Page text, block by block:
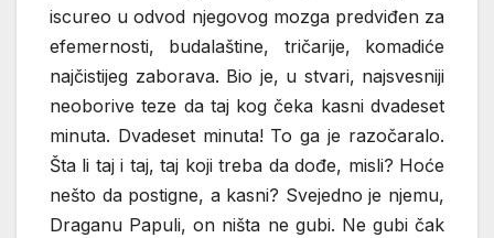
iscureo u odvod njegovog mozga predviđen za
efemernosti, budalaštine, tričarije, komadiće
najčistijeg zaborava. Bio je, u stvari, najsvesniji
neoborive teze da taj kog čeka kasni dvadeset
minuta. Dvadeset minuta! To ga je razočaralo.
Šta li taj i taj, taj koji treba da dođe, misli? Hoće
nešto da postigne, a kasni? Svejedno je njemu,
Draganu Papuli, on ništa ne gubi. Ne gubi čak